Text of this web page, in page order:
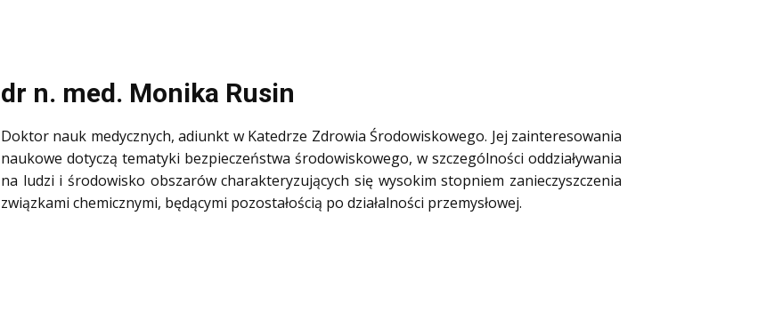
dr n. med. Monika Rusin
Doktor nauk medycznych, adiunkt w Katedrze Zdrowia Środowiskowego. Jej zainteresowania
naukowe dotyczą tematyki bezpieczeństwa środowiskowego, w szczególności oddziaływania
na ludzi i środowisko obszarów charakteryzujących się wysokim stopniem zanieczyszczenia
związkami chemicznymi, będącymi pozostałością po działalności przemysłowej.